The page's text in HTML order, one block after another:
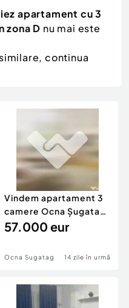
apartament cu 3
zona D nu mai este
continua
Vindem apartament 3
camere Ocna Șugatan
68 mp
57.000 eur
Ocna Sugatag 14 zile în urmă